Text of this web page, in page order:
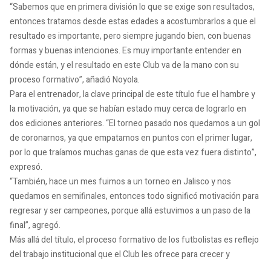
“Sabemos que en primera división lo que se exige son resultados,
entonces tratamos desde estas edades a acostumbrarlos a que el
resultado es importante, pero siempre jugando bien, con buenas
formas y buenas intenciones. Es muy importante entender en
dónde están, y el resultado en este Club va de la mano con su
proceso formativo”, añadió Noyola.
Para el entrenador, la clave principal de este título fue el hambre y
la motivación, ya que se habían estado muy cerca de lograrlo en
dos ediciones anteriores. “El torneo pasado nos quedamos a un gol
de coronarnos, ya que empatamos en puntos con el primer lugar,
por lo que traíamos muchas ganas de que esta vez fuera distinto”,
expresó.
“También, hace un mes fuimos a un torneo en Jalisco y nos
quedamos en semifinales, entonces todo significó motivación para
regresar y ser campeones, porque allá estuvimos a un paso de la
final”, agregó.
Más allá del título, el proceso formativo de los futbolistas es reflejo
del trabajo institucional que el Club les ofrece para crecer y